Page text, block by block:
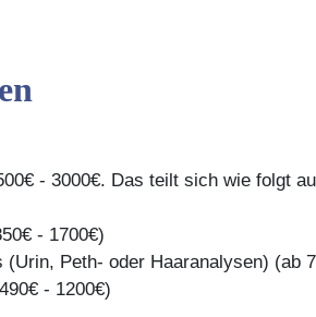
- 3000€. Das teilt sich wie folgt
- 1700€)
Peth- oder Haaranalysen) (ab
- 1200€)